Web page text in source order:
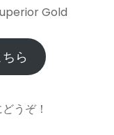
Gold
ら
うぞ！